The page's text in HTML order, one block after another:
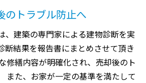
のトラブル防止へ
、建築の専門家による建物診断を実
断結果を報告書にまとめさせて頂き
修繕内容が明確化され、売却後のト
また、お家が一定の基準を満たして